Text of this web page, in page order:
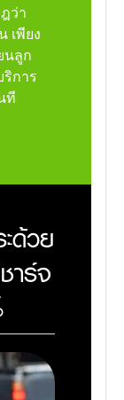
ว่า
เพียง
นลูก
การ
ที
ด้วย
าร์จ